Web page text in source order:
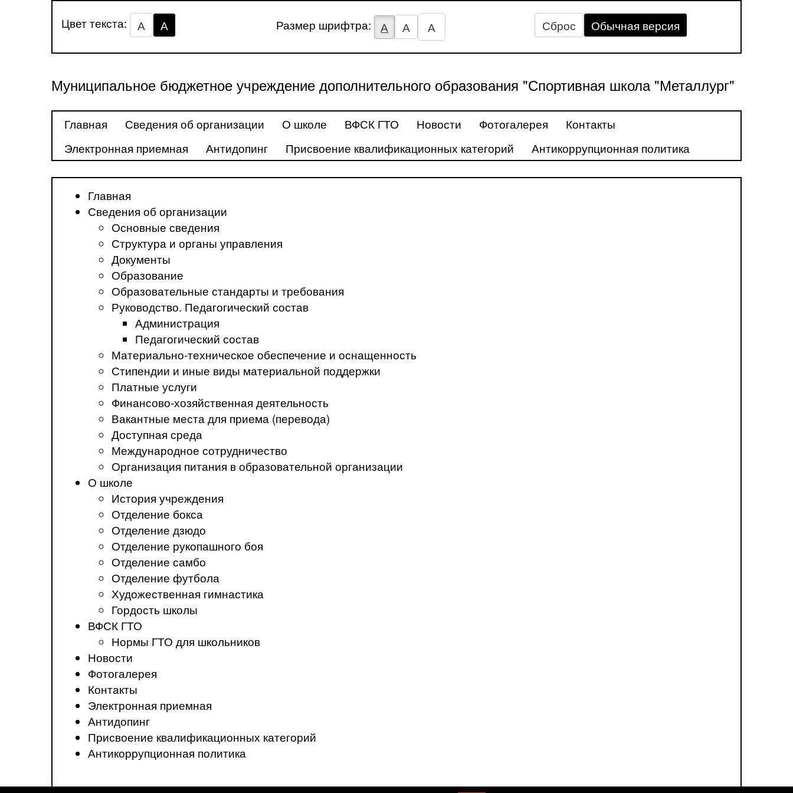
Цвет текста: А А Размер шрифтра: А А А Сброс Обычная версия
Муниципальное бюджетное учреждение дополнительного образования "Спортивная школа "Металлург"
Главная Сведения об организации О школе ВФСК ГТО Новости Фотогалерея
Контакты
Электронная приемная
Антидопинг Присвоение квалификационных категорий Антикоррупционная политика
Главная
Сведения об организации
Основные сведения
Структура и органы управления
Документы
Образование
Образовательные стандарты и требования
Руководство. Педагогический состав
Администрация
Педагогический состав
Материально-техническое обеспечение и оснащенность
Стипендии и иные виды материальной поддержки
Платные услуги
Финансово-хозяйственная деятельность
Вакантные места для приема (перевода)
Доступная среда
Международное сотрудничество
Организация питания в образовательной организации
О школе
История учреждения
Отделение бокса
Отделение дзюдо
Отделение рукопашного боя
Отделение самбо
Отделение футбола
Художественная гимнастика
Гордость школы
ВФСК ГТО
Нормы ГТО для школьников
Новости
Фотогалерея
Контакты
Электронная приемная
Антидопинг
Присвоение квалификационных категорий
Антикоррупционная политика